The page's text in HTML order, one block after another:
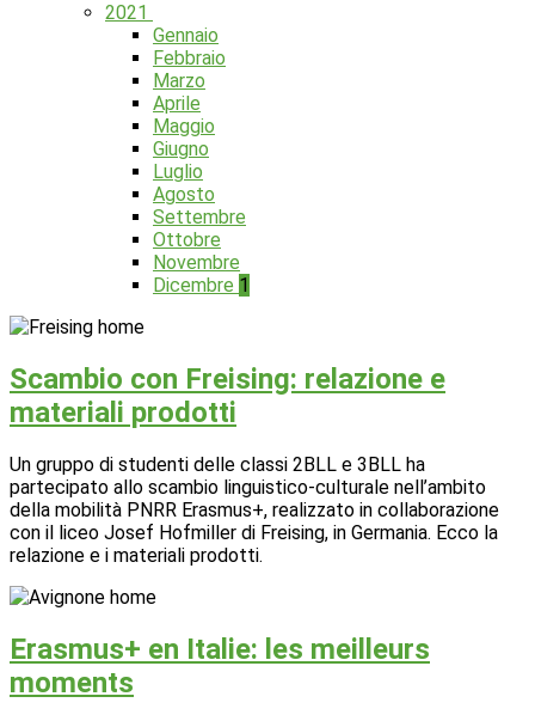
2021
Gennaio
Febbraio
Marzo
Aprile
Maggio
Giugno
Luglio
Agosto
Settembre
Ottobre
Novembre
Dicembre 1
Scambio con Freising: relazione e
materiali prodotti
Un gruppo di studenti delle classi 2BLL e 3BLL ha
partecipato allo scambio linguistico-culturale nell’ambito
della mobilità PNRR Erasmus+, realizzato in collaborazione
con il liceo Josef Hofmiller di Freising, in Germania. Ecco la
relazione e i materiali prodotti.
Erasmus+ en Italie: les meilleurs
moments